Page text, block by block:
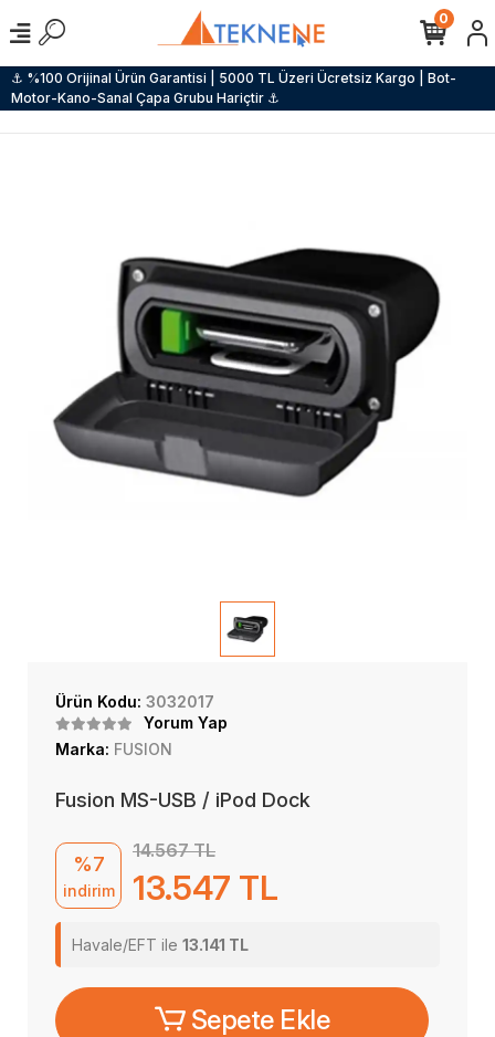
⚓ %100 Orijinal Ürün Garantisi | 5000 TL Üzeri Ücretsiz Kargo | Bot-
Motor-Kano-Sanal Çapa Grubu Hariçtir ⚓
0
Ürün Kodu: 3032017
Yorum Yap
Marka: FUSION
Fusion MS-USB / iPod Dock
%7
indirim
14.567 TL
13.547 TL
Havale/EFT ile 13.141 TL
Sepete Ekle